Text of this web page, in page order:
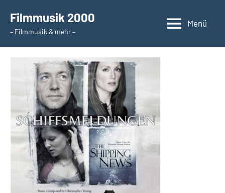
Inhalt
springen
Filmmusik 2000
– Filmmusik & mehr –
Menü